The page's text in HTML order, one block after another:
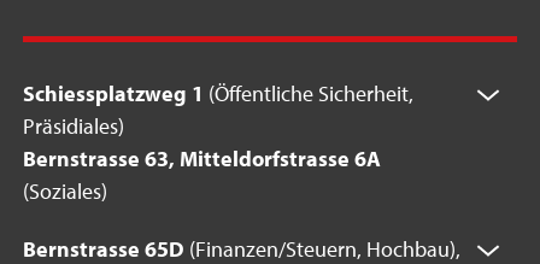
Schiessplatzweg 1 (Öffentliche Sicherheit,
Präsidiales)
Bernstrasse 63, Mitteldorfstrasse 6A
(Soziales)
Bernstrasse 65D (Finanzen/Steuern, Hochbau),